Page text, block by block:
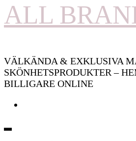
ALL
VÄLKÄNDA & EXKLUSIVA
SKÖNHETSPRODUKTER –
BILLIGARE ONLINE